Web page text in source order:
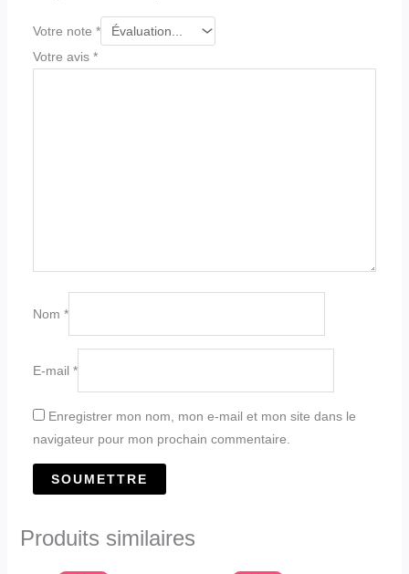
Votre note *
Votre avis *
Nom *
E-mail *
Enregistrer mon nom, mon e-mail et mon site dans le
navigateur pour mon prochain commentaire.
Produits similaires